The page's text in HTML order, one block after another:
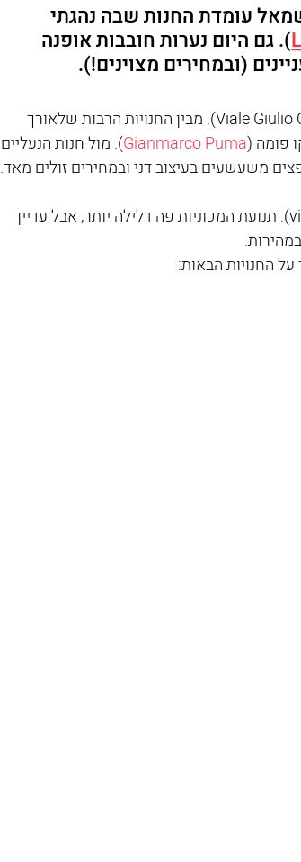
עומדת החנות שבה נהגתי
). גם היום נערות חובבות אופנה
(ובמחירים מצוינים!).
בשלב זה תמצאו את עצמכם בוויאלה ג'וליו צ'זארה (Viale Giulio Cesare). מבין החנויות הרבות שלאורך
פומה (Gianmarco Puma). מול חנות הנעליים
משעשעים בעיצוב דני ובמחירים זולים מאד.
כשתגיעו לרמזור, פנו ימינה אל ויה אוטביאנו (via Ottaviano). תנועת המכוניות פה דלילה יותר, אבל עדיין
על החנויות הבאות: